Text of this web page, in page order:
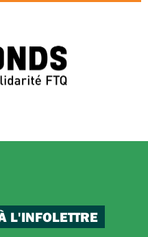
L'INFOLETTRE